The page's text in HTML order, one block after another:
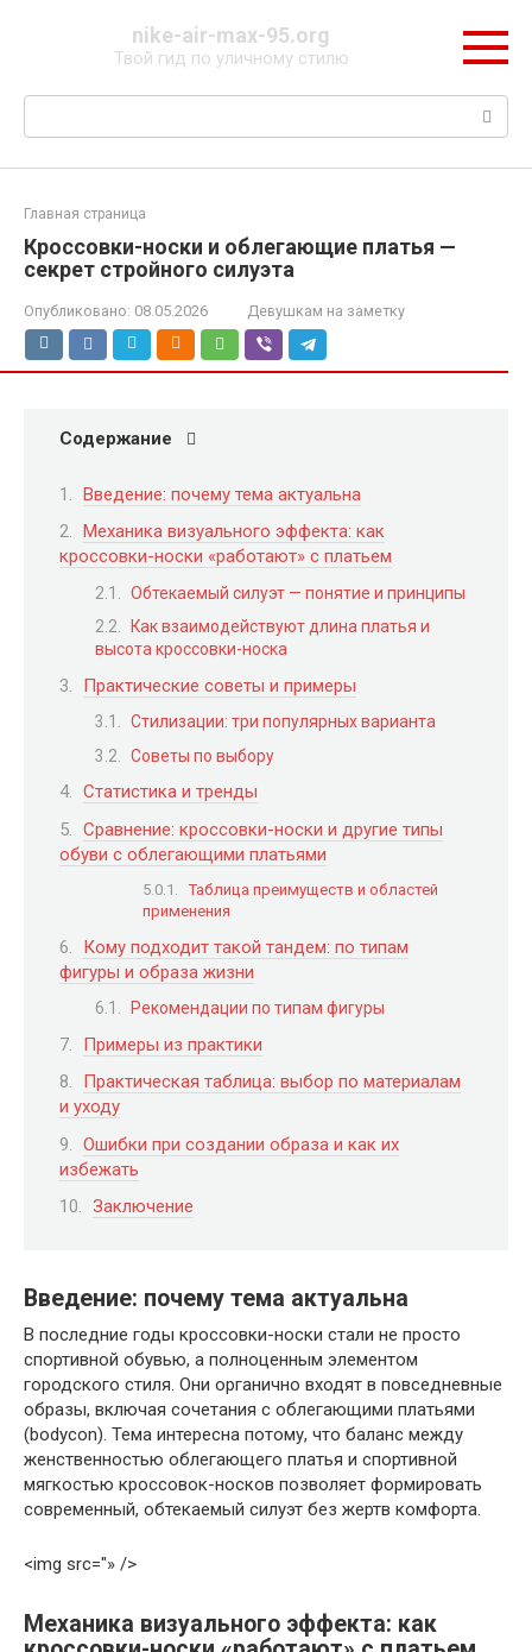
nike-air-max-95.org
Твой гид по уличному стилю
Поиск:
Главная страница
Кроссовки-носки и облегающие платья —
секрет стройного силуэта
Опубликовано: 08.05.2026 Девушкам на заметку
Содержание
Введение: почему тема актуальна
Механика визуального эффекта: как
кроссовки-носки «работают» с платьем
Обтекаемый силуэт — понятие и принципы
Как взаимодействуют длина платья и
высота кроссовки-носка
Практические советы и примеры
Стилизации: три популярных варианта
Советы по выбору
Статистика и тренды
Сравнение: кроссовки-носки и другие типы
обуви с облегающими платьями
Таблица преимуществ и областей
применения
Кому подходит такой тандем: по типам
фигуры и образа жизни
Рекомендации по типам фигуры
Примеры из практики
Практическая таблица: выбор по материалам
и уходу
Ошибки при создании образа и как их
избежать
Заключение
Введение: почему тема актуальна
В последние годы кроссовки-носки стали не просто
спортивной обувью, а полноценным элементом
городского стиля. Они органично входят в повседневные
образы, включая сочетания с облегающими платьями
(bodycon). Тема интересна потому, что баланс между
женственностью облегающего платья и спортивной
мягкостью кроссовок-носков позволяет формировать
современный, обтекаемый силуэт без жертв комфорта.
<img src="» />
Механика визуального эффекта: как